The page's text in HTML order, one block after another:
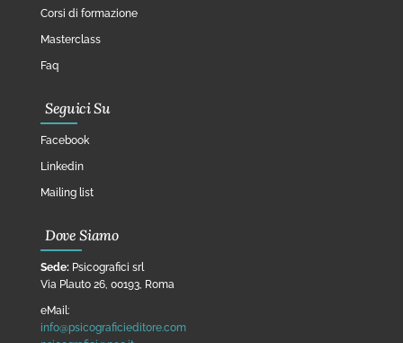
Corsi di formazione
Masterclass
Faq
Seguici Su
Facebook
Linkedin
Mailing list
Dove Siamo
Sede: Psicografici srl
Via Plauto 26, 00193, Roma
eMail:
info@psicograficieditore.com